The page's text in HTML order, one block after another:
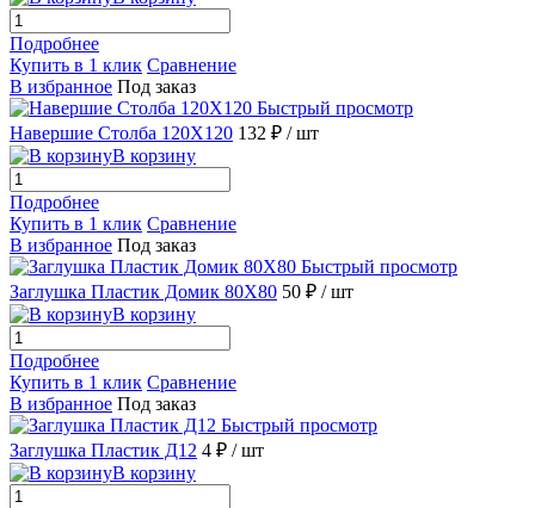
Подробнее
Купить в 1 клик Сравнение
В избранное Под заказ
Быстрый просмотр
Навершие Столба 120X120 132 ₽ / шт
В корзину
Подробнее
Купить в 1 клик Сравнение
В избранное Под заказ
Быстрый просмотр
Заглушка Пластик Домик 80X80 50 ₽ / шт
В корзину
Подробнее
Купить в 1 клик Сравнение
В избранное Под заказ
Быстрый просмотр
Заглушка Пластик Д12 4 ₽ / шт
В корзину